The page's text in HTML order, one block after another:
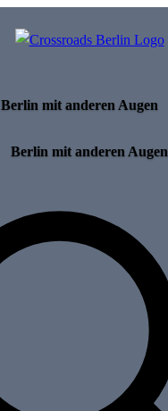
Berlin mit anderen Augen
Berlin mit anderen Augen